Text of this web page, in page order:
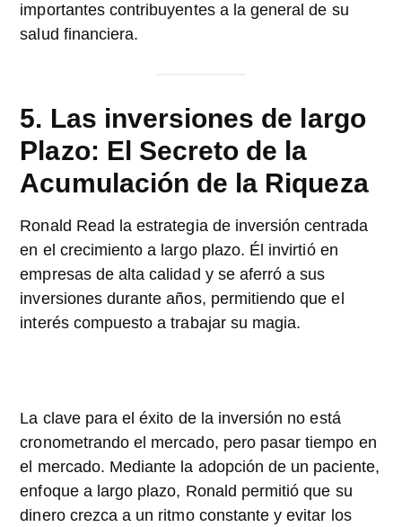
importantes contribuyentes a la general de su
salud financiera.
5. Las inversiones de largo
Plazo: El Secreto de la
Acumulación de la Riqueza
Ronald Read la estrategia de inversión centrada
en el crecimiento a largo plazo. Él invirtió en
empresas de alta calidad y se aferró a sus
inversiones durante años, permitiendo que el
interés compuesto a trabajar su magia.
La clave para el éxito de la inversión no está
cronometrando el mercado, pero pasar tiempo en
el mercado. Mediante la adopción de un paciente,
enfoque a largo plazo, Ronald permitió que su
dinero crezca a un ritmo constante y evitar los